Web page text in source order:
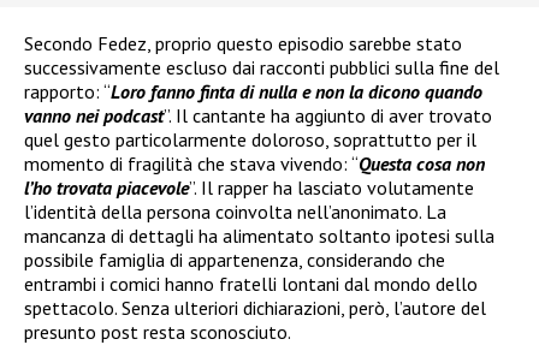
Secondo Fedez, proprio questo episodio sarebbe stato
successivamente escluso dai racconti pubblici sulla fine del
rapporto: “Loro fanno finta di nulla e non la dicono quando
vanno nei podcast”. Il cantante ha aggiunto di aver trovato
quel gesto particolarmente doloroso, soprattutto per il
momento di fragilità che stava vivendo: “Questa cosa non
l’ho trovata piacevole”. Il rapper ha lasciato volutamente
l’identità della persona coinvolta nell’anonimato. La
mancanza di dettagli ha alimentato soltanto ipotesi sulla
possibile famiglia di appartenenza, considerando che
entrambi i comici hanno fratelli lontani dal mondo dello
spettacolo. Senza ulteriori dichiarazioni, però, l’autore del
presunto post resta sconosciuto.